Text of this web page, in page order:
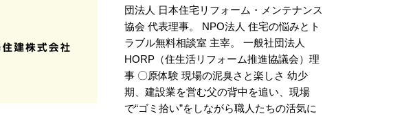
団法人 日本住宅リフォーム・メンテナンス
協会 代表理事。 NPO法人 住宅の悩みとト
ラブル無料相談室 主宰。 一般社団法人
HORP（住生活リフォーム推進協議会）理
事 〇原体験 現場の泥臭さと楽しさ 幼少
期、建設業を営む父の背中を追い、現場
で“ゴミ拾い”をしながら職人たちの活気に